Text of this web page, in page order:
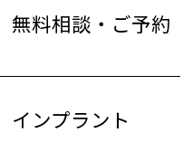
無料相談・ご予約
インプラント